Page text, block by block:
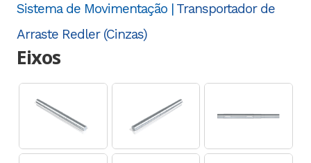
Sistema de Movimentação | Transportador de
Arraste Redler (Cinzas)
Eixos